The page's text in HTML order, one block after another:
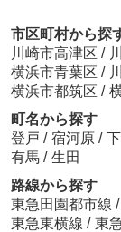
市区町村から探
川崎市高津区 /
横浜市青葉区 /
横浜市都筑区 /
町名から探す
登戸 / 宿河原 /
有馬 / 生田
路線から探す
東急田園都市線 /
東急東横線 / 東